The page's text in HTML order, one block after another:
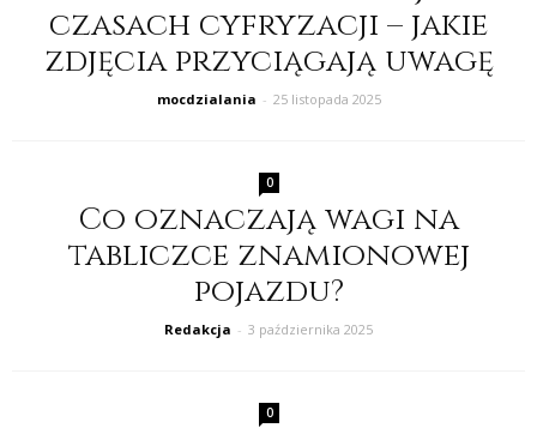
czasach cyfryzacji – jakie
zdjęcia przyciągają uwagę
mocdzialania - 25 listopada 2025
0
Co oznaczają wagi na
tabliczce znamionowej
pojazdu?
Redakcja - 3 października 2025
0